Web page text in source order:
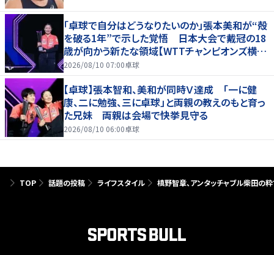
「卓球で自分はどうなりたいのか」張本美和が“殻
を破る1年”で示した覚悟 日本大会で戴冠の18
歳が向かう新たな領域【WTTチャンピオンズ横浜
2026】
2026/08/10 07:00卓球
【卓球】張本智和、美和が同時Ｖ達成 「一に健
康、二に勉強、三に卓球」と両親の教えのもと育っ
た兄妹 両親は会場で快挙見守る
2026/08/10 06:00卓球
TOP 話題の投稿 ライフスタイル 槙野智章、アンタッチャブル柴田の